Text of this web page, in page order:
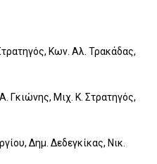
Κων. Αλ. Τρακάδας,
Γκιώνης, Μιχ. Κ. Στρατηγός,
∆ηµ. ∆εδεγκίκας, Νικ.